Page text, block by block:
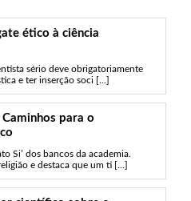
ético à ciência
sério deve obrigatoriamente
e ter inserção soci [...]
para o
Si’ dos bancos da academia.
e destaca que um ti [...]